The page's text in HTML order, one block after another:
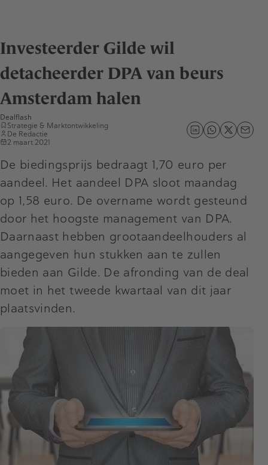
Investeerder Gilde wil
detacheerder DPA van beurs
Amsterdam halen
Dealflash
Strategie & Marktontwikkeling
De Redactie
2 maart 2021
De biedingsprijs bedraagt 1,70 euro per
aandeel. Het aandeel DPA sloot maandag
op 1,58 euro. De overname wordt gesteund
door het hoogste management van DPA.
Daarnaast hebben grootaandeelhouders al
aangegeven hun stukken aan te zullen
bieden aan Gilde. De afronding van de deal
moet in het tweede kwartaal van dit jaar
plaatsvinden.